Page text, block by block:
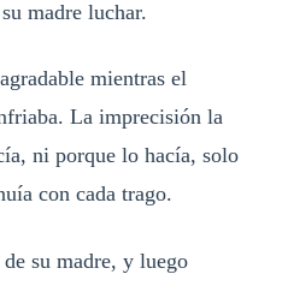
madre luchar.
mientras el
La imprecisión la
ni porque lo hacía, solo
con cada trago.
su madre, y luego